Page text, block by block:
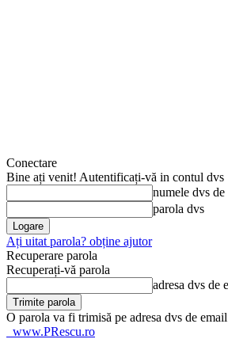
Conectare
Bine ați venit! Autentificați-vă in contul dvs
numele dvs
parola dvs
Ați uitat parola? obține ajutor
Recuperare parola
Recuperați-vă parola
adresa dvs de
O parola va fi trimisă pe adresa dvs de
www.PRescu.ro